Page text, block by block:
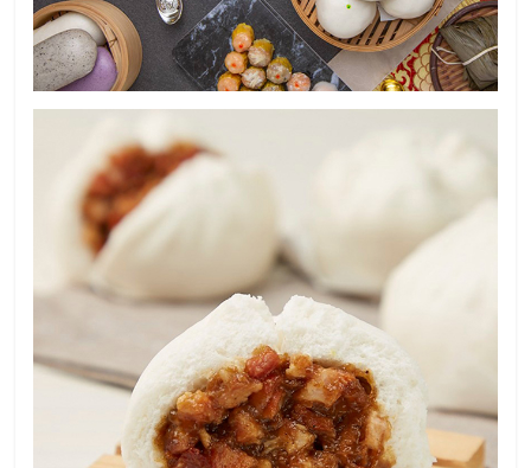
ลงทุน
และ
ขยาย
สา
ขา
แฟ